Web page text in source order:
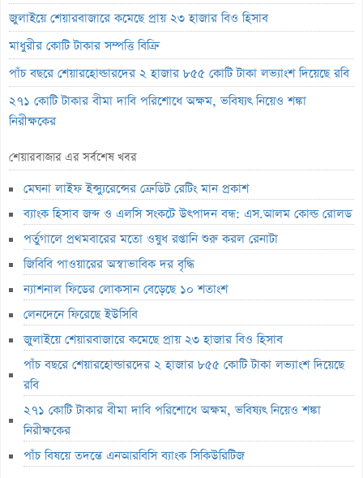
জুলাইয়ে শেয়ারবাজারে কমেছে প্রায় ২৩ হাজার বিও হিসাব
মাধুরীর কোটি টাকার সম্পত্তি বিক্রি
পাঁচ বছরে শেয়ারহোল্ডারদের ২ হাজার ৮৫৫ কোটি টাকা লভ্যাংশ দিয়েছে রবি
২৭১ কোটি টাকার বীমা দাবি পরিশোধে অক্ষম, ভবিষ্যৎ নিয়েও শঙ্কা
নিরীক্ষকের
পাঁচ বিষয়ে তদন্তে এনআরবিসি ব্যাংক সিকিউরিটিজ
ইসলামী লাইফ
ভেঞ্চার ক্যাপিটাল ফান্ডে একাধিক অনিয়ম, এক্স অ্যাঞ্জেলের কাছে বিএসইসির
ব্যাখ্যা তলব
বুধবার শেয়ারবাজার বন্ধ
১৪ কার্যদিবসে সোনারগাঁও টেক্সটাইলের শেয়ারদর ৩২% বৃদ্ধি
‘রাজনৈতিক ক্ষমতা দেখিয়ে আমার কাজ কেড়ে নিয়েছিল বান্ধবী’
মূল্যসূচক বাড়লেও লেনদেনে পতন
লুজারের শীর্ষে রিং-শাইন
গেইনারের শীর্ষে সেন্ট্রাল ইন্স্যুরেন্স
ব্লক মার্কেটে ৩৬ কোটি টাকার লেনদেন
বৃহস্পতিবার পদ্মা ইসলামী লাইফ ইন্স্যুরেন্সের লেনদেন বন্ধ
শেয়ারবাজার এর সর্বশেষ খবর
মেঘনা লাইফ ইন্স্যুরেন্সের ক্রেডিট রেটিং মান প্রকাশ
ব্যাংক হিসাব জব্দ ও এলসি সংকটে উৎপাদন বন্ধ: এস.আলম কোল্ড রোলড
পর্তুগালে প্রথমবারের মতো ওষুধ রপ্তানি শুরু করল রেনাটা
জিবিবি পাওয়ারের অস্বাভাবিক দর বৃদ্ধি
ন্যাশনাল ফিডের লোকসান বেড়েছে ১০ শতাংশ
লেনদেনে ফিরেছে ইউসিবি
জুলাইয়ে শেয়ারবাজারে কমেছে প্রায় ২৩ হাজার বিও হিসাব
পাঁচ বছরে শেয়ারহোল্ডারদের ২ হাজার ৮৫৫ কোটি টাকা লভ্যাংশ দিয়েছে
রবি
২৭১ কোটি টাকার বীমা দাবি পরিশোধে অক্ষম, ভবিষ্যৎ নিয়েও শঙ্কা
নিরীক্ষকের
পাঁচ বিষয়ে তদন্তে এনআরবিসি ব্যাংক সিকিউরিটিজ